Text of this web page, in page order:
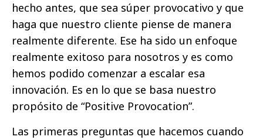
hecho antes, que sea súper provocativo y que
haga que nuestro cliente piense de manera
realmente diferente. Ese ha sido un enfoque
realmente exitoso para nosotros y es como
hemos podido comenzar a escalar esa
innovación. Es en lo que se basa nuestro
propósito de “Positive Provocation”.
Las primeras preguntas que hacemos cuando